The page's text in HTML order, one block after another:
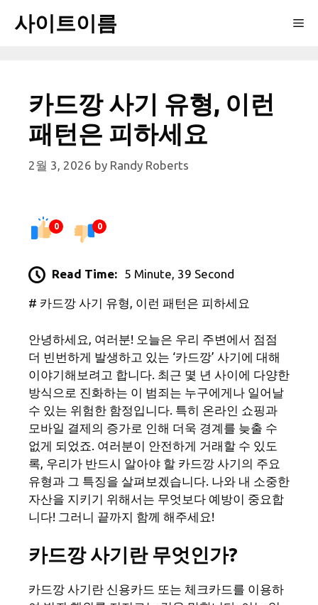
사이트이름
카드깡 사기 유형, 이런
패턴은 피하세요
2월 3, 2026 by Randy Roberts
0 0
Read Time: 5 Minute, 39 Second
# 카드깡 사기 유형, 이런 패턴은 피하세요
안녕하세요, 여러분! 오늘은 우리 주변에서 점점
더 빈번하게 발생하고 있는 ‘카드깡’ 사기에 대해
이야기해보려고 합니다. 최근 몇 년 사이에 다양한
방식으로 진화하는 이 범죄는 누구에게나 일어날
수 있는 위험한 함정입니다. 특히 온라인 쇼핑과
모바일 결제의 증가로 인해 더욱 경계를 늦출 수
없게 되었죠. 여러분이 안전하게 거래할 수 있도
록, 우리가 반드시 알아야 할 카드깡 사기의 주요
유형과 그 특징을 살펴보겠습니다. 나와 내 소중한
자산을 지키기 위해서는 무엇보다 예방이 중요합
니다! 그러니 끝까지 함께 해주세요!
카드깡 사기란 무엇인가?
카드깡 사기란 신용카드 또는 체크카드를 이용하